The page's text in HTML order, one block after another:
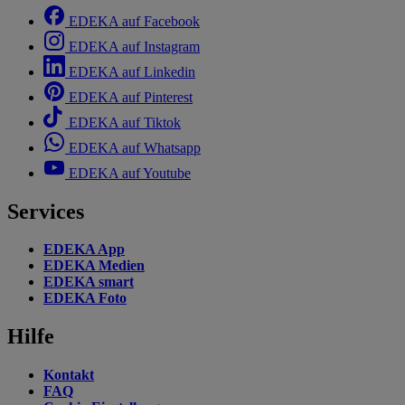
EDEKA auf Facebook
EDEKA auf Instagram
EDEKA auf Linkedin
EDEKA auf Pinterest
EDEKA auf Tiktok
EDEKA auf Whatsapp
EDEKA auf Youtube
Services
EDEKA App
EDEKA Medien
EDEKA smart
EDEKA Foto
Hilfe
Kontakt
FAQ